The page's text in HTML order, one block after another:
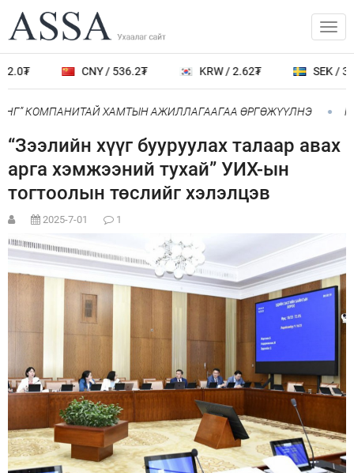
CNY / 536.2₮ KRW / 2.62₮ SEK /
КОМПАНИТАЙ ХАМТЫН АЖИЛЛАГААГАА ӨРГӨЖҮҮЛНЭ
“Зээлийн хүүг бууруулах талаар авах
арга хэмжээний тухай” УИХ-ын
тогтоолын төслийг хэлэлцэв
2025-7-01 1